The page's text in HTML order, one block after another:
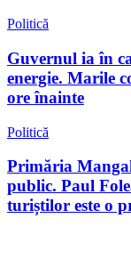
Politică
Guvernul ia în
energie. Marile
ore înainte
Politică
Primăria
public. Paul
turiștilor este o